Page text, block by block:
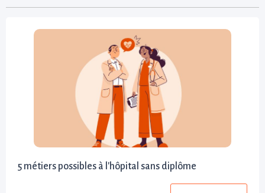
5 métiers possibles à l'hôpital sans diplôme